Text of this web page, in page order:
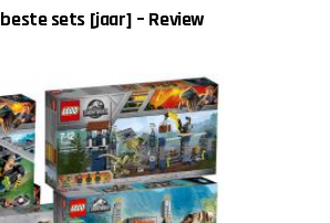
beste sets [jaar] – Review